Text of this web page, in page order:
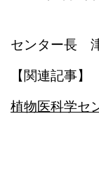
センター長
【関連記事】
植物医科学セ